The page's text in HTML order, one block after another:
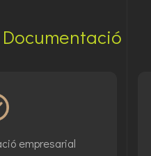
Documentació